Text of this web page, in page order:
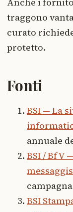
traggono
curato
protetto.
Fonti
BSI — La
annuale
BSI / BfV
BSI